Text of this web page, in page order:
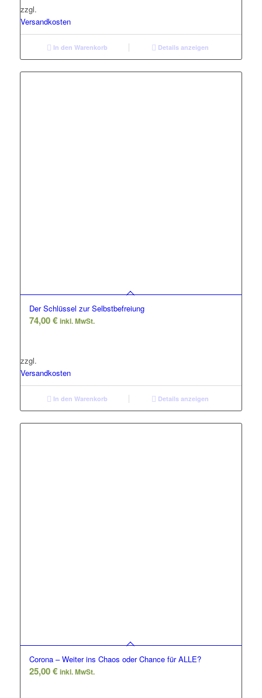
zzgl.
Versandkosten
In den Warenkorb Details anzeigen
Der Schlüssel zur Selbstbefreiung
74,00€ inkl. MwSt.
zzgl.
Versandkosten
In den Warenkorb Details anzeigen
Corona – Weiter ins Chaos oder Chance für ALLE?
25,00€ inkl. MwSt.